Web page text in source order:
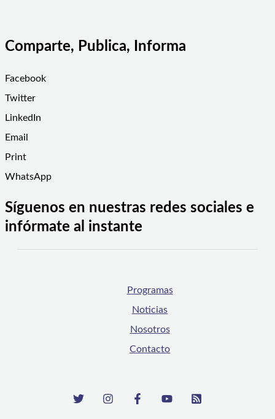
Comparte, Publica, Informa
Facebook
Twitter
LinkedIn
Email
Print
WhatsApp
Síguenos en nuestras redes sociales e
infórmate al instante
Programas
Noticias
Nosotros
Contacto